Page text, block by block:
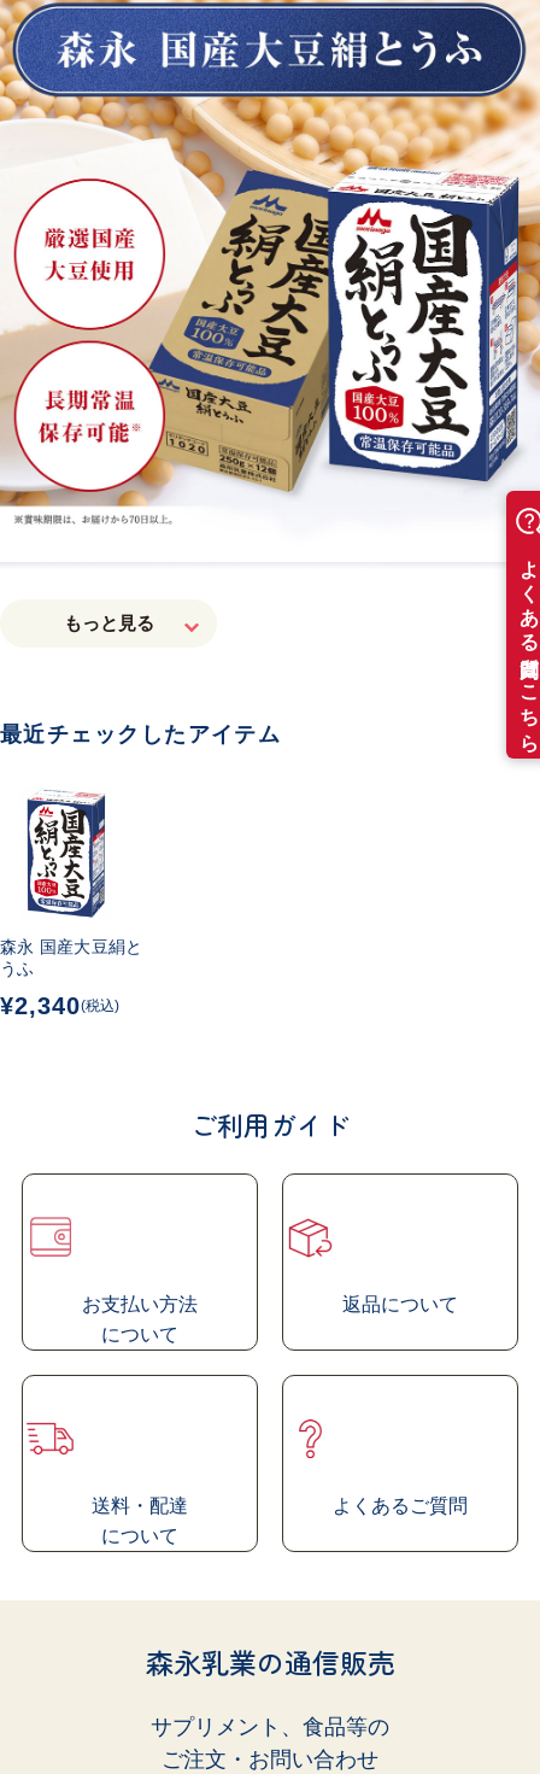
最近チェックしたアイテム
森永 国産大豆絹と
うふ
¥2,340(税込)
ご利用ガイド
お支払い方法
について
返品について
送料・配達
について
よくあるご質問
森永乳業の通信販売
サプリメント、食品等の
ご注文・お問い合わせ